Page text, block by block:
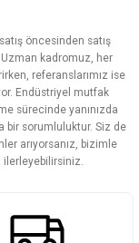
öncesinden satış
kadromuz, her
referanslarımız ise
Endüstriyel mutfak
sürecinde yanınızda
bir sorumluluktur. Siz de
arıyorsanız, bizimle